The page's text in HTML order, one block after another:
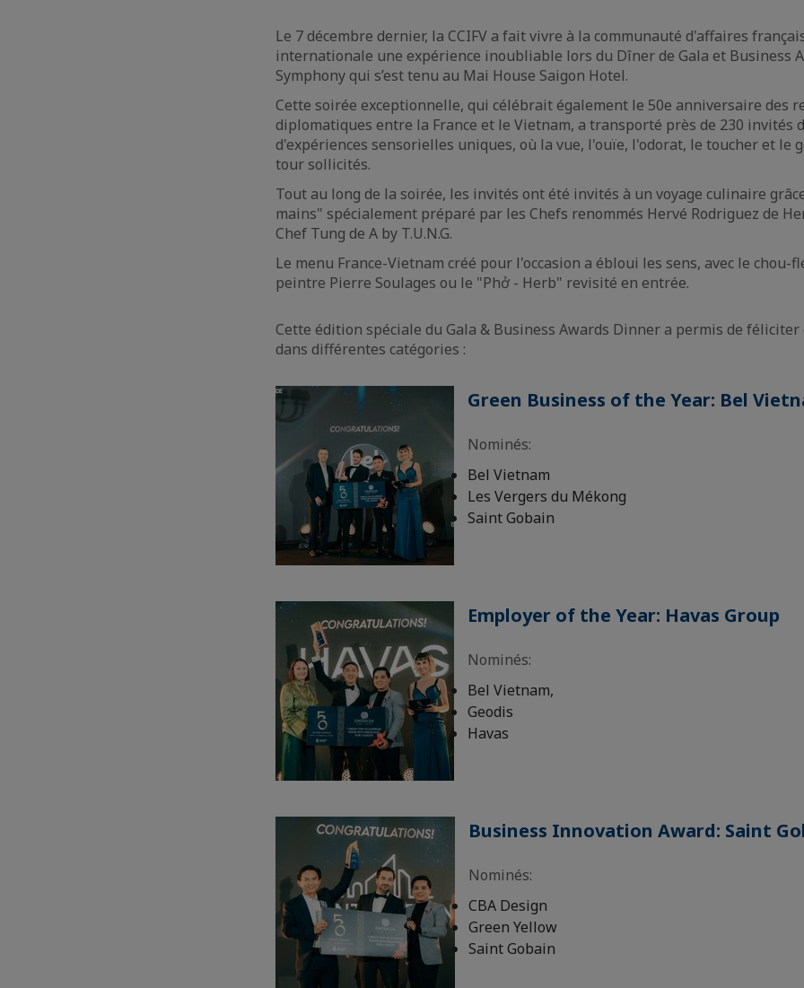
Le 7 décembre dernier, la CCIFV a fait vivre à la communauté d'affaires
internationale une expérience inoubliable lors du Dîner de Gala et Business
Symphony qui s’est tenu au Mai House Saigon Hotel.
Cette soirée exceptionnelle, qui célébrait également le 50e anniversaire des
diplomatiques entre la France et le Vietnam, a transporté près de 230 invités
d'expériences sensorielles uniques, où la vue, l'ouïe, l'odorat, le toucher et le
tour sollicités.
Tout au long de la soirée, les invités ont été invités à un voyage culinaire
mains" spécialement préparé par les Chefs renommés Hervé Rodriguez de
Chef Tung de A by T.U.N.G.
Le menu France-Vietnam créé pour l'occasion a ébloui les sens, avec le
peintre Pierre Soulages ou le "Phở - Herb" revisité en entrée.
Cette édition spéciale du Gala & Business Awards Dinner a permis de
dans différentes catégories :
Green Business of the Year: Bel
Nominés:
Bel Vietnam
Les Vergers du Mékong
Saint Gobain
Employer of the Year: Havas Group
Nominés:
Bel Vietnam,
Geodis
Havas
Business Innovation Award: Saint
Nominés:
CBA Design
Green Yellow
Saint Gobain